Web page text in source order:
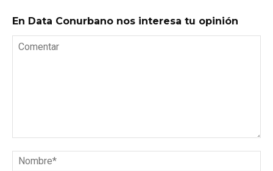
En Data Conurbano nos interesa tu opinión